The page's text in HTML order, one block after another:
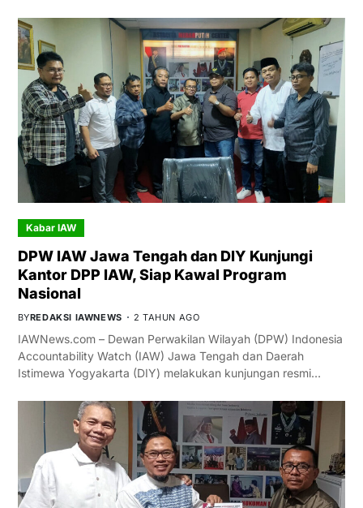
Kabar IAW
DPW IAW Jawa Tengah dan DIY Kunjungi
Kantor DPP IAW, Siap Kawal Program
Nasional
BYREDAKSI IAWNEWS 2 TAHUN AGO
IAWNews.com – Dewan Perwakilan Wilayah (DPW) Indonesia
Accountability Watch (IAW) Jawa Tengah dan Daerah
Istimewa Yogyakarta (DIY) melakukan kunjungan resmi…